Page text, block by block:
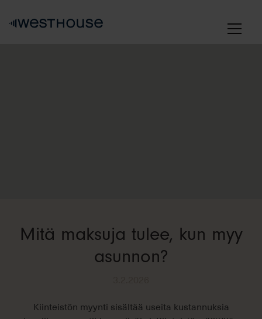
Mitä maksuja tulee, kun myy
asunnon?
Kiinteistön myynti sisältää useita kustannuksia